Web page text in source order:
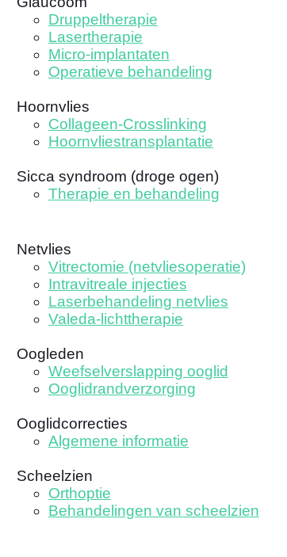
Druppeltherapie
Lasertherapie
Micro-implantaten
Operatieve behandeling
Hoornvlies
Collageen-Crosslinking
Hoornvliestransplantatie
Sicca syndroom (droge ogen)
Therapie en behandeling
Netvlies
Vitrectomie (netvliesoperatie)
Intravitreale injecties
Laserbehandeling netvlies
Valeda-lichttherapie
Oogleden
Weefselverslapping ooglid
Ooglidrandverzorging
Ooglidcorrecties
Algemene informatie
Scheelzien
Orthoptie
Behandelingen van scheelzien